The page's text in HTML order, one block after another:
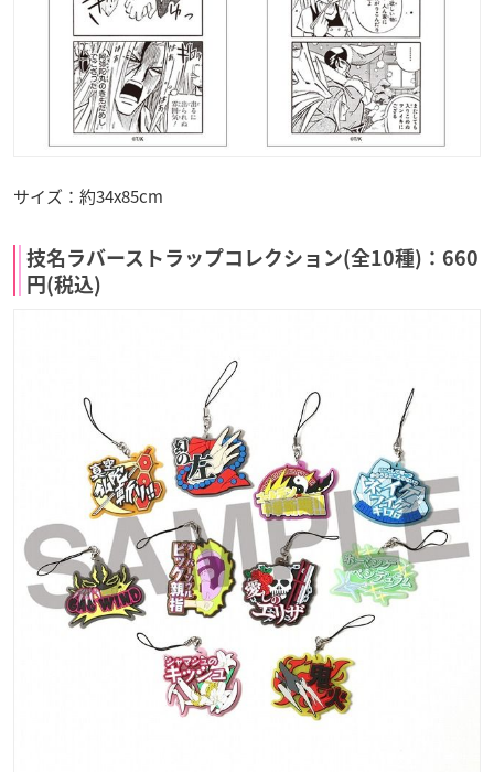
サイズ：約34x85cm
技名ラバーストラップコレクション(全10種)：660
円(税込)